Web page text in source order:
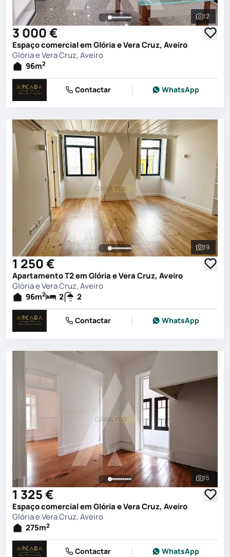
Ver
12
3 000 €
Espaço comercial em Glória e Vera Cruz, Aveiro
Glória e Vera Cruz, Aveiro
96m2
Contactar WhatsApp
Ver
19
1 250 €
Apartamento T2 em Glória e Vera Cruz, Aveiro
Glória e Vera Cruz, Aveiro
96m2 2 2
Contactar WhatsApp
Ver
15
1 325 €
Espaço comercial em Glória e Vera Cruz, Aveiro
Glória e Vera Cruz, Aveiro
275m2
Contactar WhatsApp